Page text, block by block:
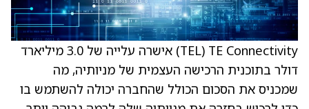
TE Connectivity ‏(TEL) אישרה עלייה של 3.0 מיליארד
דולר בתוכנית הרכישה העצמית של מניותיה, מה
שמכניס את הסכום הכולל שהחברה יכולה להשתמש בו